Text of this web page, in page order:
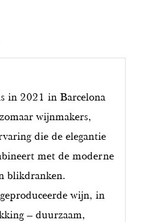
in 2021 in Barcelona
wijnmakers,
die de elegantie
met de moderne
blikdranken.
wijn, in
– duurzaam,